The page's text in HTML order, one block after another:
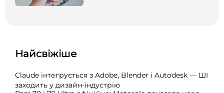
Найсвіжіше
Claude інтегрується з Adobe, Blender і Autodesk — ШІ
заходить у дизайн-індустрію